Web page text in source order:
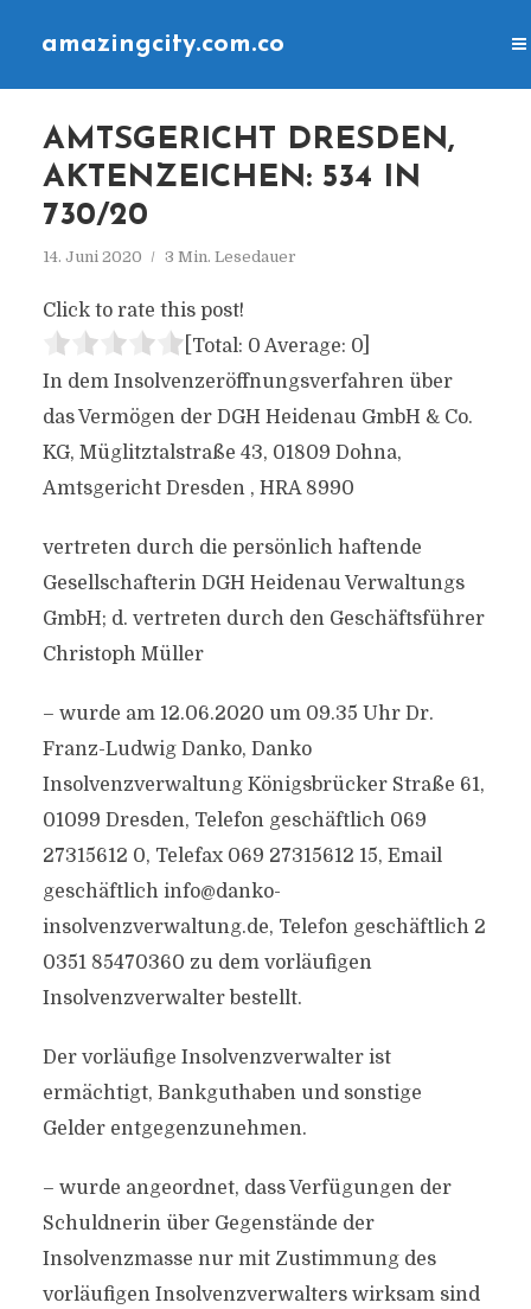
amazingcity.com.co
AMTSGERICHT DRESDEN,
AKTENZEICHEN: 534 IN
730/20
14. Juni 2020 3 Min. Lesedauer
Click to rate this post!
[Total: 0 Average: 0]
In dem Insolvenzeröffnungsverfahren über
das Vermögen der DGH Heidenau GmbH & Co.
KG, Müglitztalstraße 43, 01809 Dohna,
Amtsgericht Dresden , HRA 8990
vertreten durch die persönlich haftende
Gesellschafterin DGH Heidenau Verwaltungs
GmbH; d. vertreten durch den Geschäftsführer
Christoph Müller
– wurde am 12.06.2020 um 09.35 Uhr Dr.
Franz-Ludwig Danko, Danko
Insolvenzverwaltung Königsbrücker Straße 61,
01099 Dresden, Telefon geschäftlich 069
27315612 0, Telefax 069 27315612 15, Email
geschäftlich info@danko-
insolvenzverwaltung.de, Telefon geschäftlich 2
0351 85470360 zu dem vorläufigen
Insolvenzverwalter bestellt.
Der vorläufige Insolvenzverwalter ist
ermächtigt, Bankguthaben und sonstige
Gelder entgegenzunehmen.
– wurde angeordnet, dass Verfügungen der
Schuldnerin über Gegenstände der
Insolvenzmasse nur mit Zustimmung des
vorläufigen Insolvenzverwalters wirksam sind